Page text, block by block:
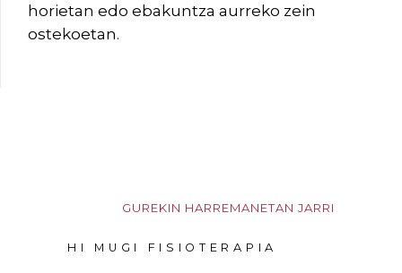
horietan edo ebakuntza aurreko zein
ostekoetan.
GUREKIN HARREMANETAN JARRI
HI MUGI FISIOTERAPIA